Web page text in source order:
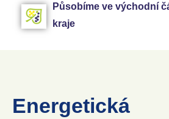
Působíme ve východní
kraje
Energetická